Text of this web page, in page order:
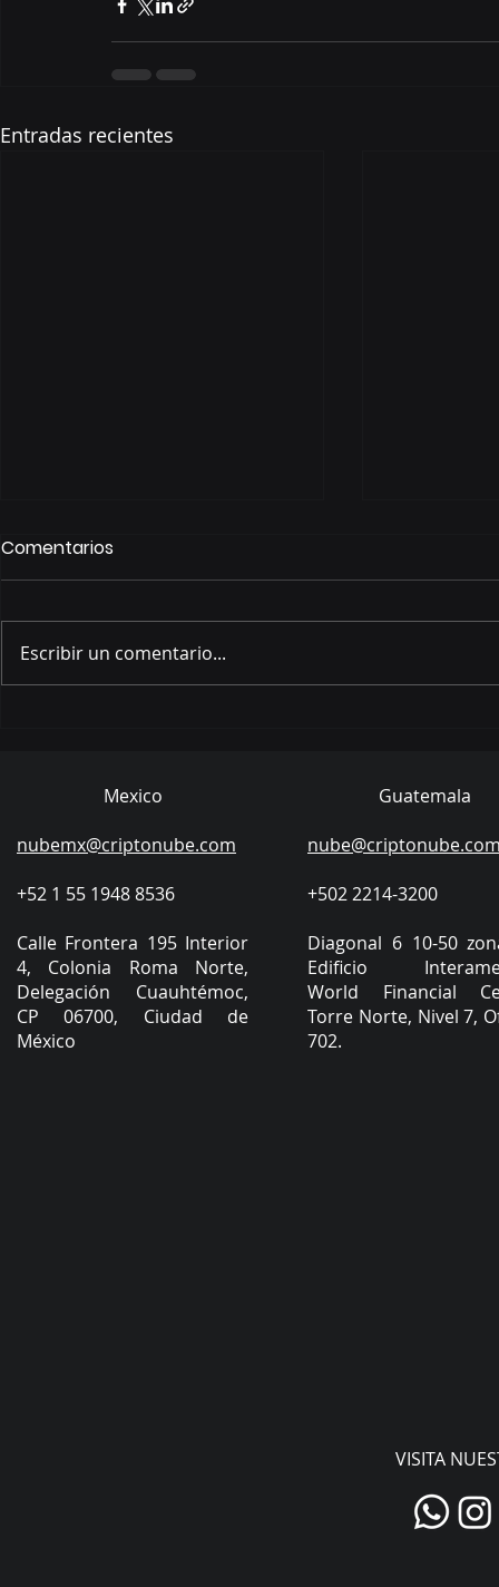
Entradas recientes
Comentarios
Escribir un comentario...
Mexico
nubemx@criptonube.com
+52 1 55 1948 8536​
​Calle Frontera 195 Interior
4, Colonia Roma Norte,
Delegación Cuauhtémoc,
CP 06700, Ciudad de
México
Guatemala
​+502 2214-3200
Diagonal 6 10-50
Edificio
World Financial
Torre Norte, Nivel 7,
702.
VISITA